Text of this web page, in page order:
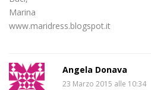
Marina
www.maridress.blogspot.it
Angela Donava
23 Marzo 2015 alle 10:34